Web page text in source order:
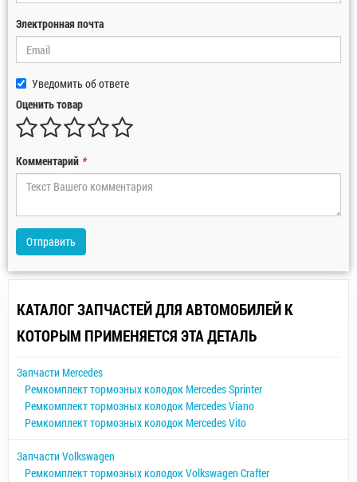
Электронная почта
Уведомить об ответе
Оценить товар
Комментарий *
Отправить
КАТАЛОГ ЗАПЧАСТЕЙ ДЛЯ АВТОМОБИЛЕЙ К
КОТОРЫМ ПРИМЕНЯЕТСЯ ЭТА ДЕТАЛЬ
Запчасти Mercedes
Ремкомплект тормозных колодок Mercedes Sprinter
Ремкомплект тормозных колодок Mercedes Viano
Ремкомплект тормозных колодок Mercedes Vito
Запчасти Volkswagen
Ремкомплект тормозных колодок Volkswagen Crafter